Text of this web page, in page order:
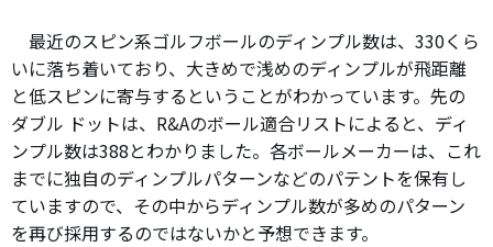
最近のスピン系ゴルフボールのディンプル数は、330くら
いに落ち着いており、大きめで浅めのディンプルが飛距離
と低スピンに寄与するということがわかっています。先の
ダブル ドットは、R&Aのボール適合リストによると、ディ
ンプル数は388とわかりました。各ボールメーカーは、これ
までに独自のディンプルパターンなどのパテントを保有し
ていますので、その中からディンプル数が多めのパターン
を再び採用するのではないかと予想できます。